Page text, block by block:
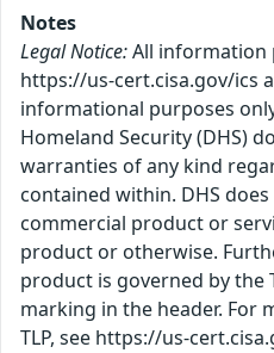
Notes
Legal Notice:All information
https://us-cert.cisa.gov/ics
informational purposes
Homeland Security (DHS)
warranties of any kind
contained within. DHS
commercial product or
product or otherwise.
product is governed by the
marking in the header. For
TLP, see https://us-